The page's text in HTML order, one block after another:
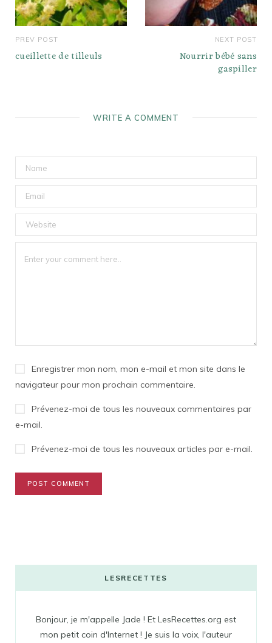
PREV POST
cueillette de tilleuls
NEXT POST
Nourrir bébé sans
gaspiller
WRITE A COMMENT
Enregistrer mon nom, mon e-mail et mon site dans le
navigateur pour mon prochain commentaire.
Prévenez-moi de tous les nouveaux commentaires par
e-mail.
Prévenez-moi de tous les nouveaux articles par e-mail.
LESRECETTES
Bonjour, je m'appelle Jade ! Et LesRecettes.org est
mon petit coin d'Internet ! Je suis la voix, l'auteur